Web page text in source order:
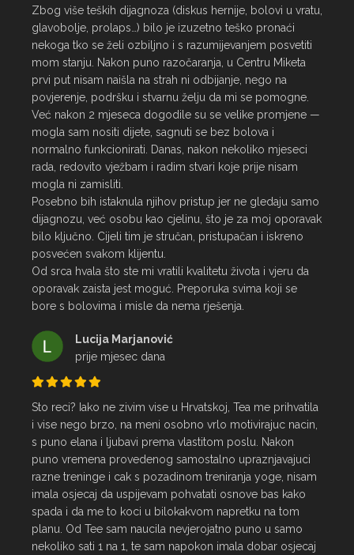
Zbog više teških dijagnoza (diskus hernije, bolovi u vratu,
glavobolje, prolaps…) bilo je izuzetno teško pronaći
nekoga tko se želi ozbiljno i s razumijevanjem posvetiti
mom stanju. Nakon puno razočaranja, u Centru Miketa
prvi put nisam naišla na strah ni odbijanje, nego na
povjerenje, podršku i stvarnu želju da mi se pomogne.
Već nakon 2 mjeseca dogodile su se velike promjene —
mogla sam nositi dijete, sagnuti se bez bolova i
normalno funkcionirati. Danas, nakon nekoliko mjeseci
rada, redovito vježbam i radim stvari koje prije nisam
mogla ni zamisliti.
Posebno bih istaknula njihov pristup jer ne gledaju samo
dijagnozu, već osobu kao cjelinu, što je za moj oporavak
bilo ključno. Cijeli tim je stručan, pristupačan i iskreno
posvećen svakom klijentu.
Od srca hvala što ste mi vratili kvalitetu života i vjeru da
oporavak zaista jest moguć. Preporuka svima koji se
bore s bolovima i misle da nema rješenja.
Lucija Marjanović
prije mjesec dana
Sto reci? Iako ne zivim vise u Hrvatskoj, Tea me prihvatila
i vise nego brzo, na meni osobno vrlo motivirajuc nacin,
s puno elana i ljubavi prema vlastitom poslu. Nakon
puno vremena provedenog samostalno upraznjavajuci
razne treninge i cak s pozadinom treniranja yoge, nisam
imala osjecaj da uspijevam pohvatati osnove bas kako
spada i da me to koci u bilokakvom napretku na tom
planu. Od Tee sam naucila nevjerojatno puno u samo
nekoliko sati 1 na 1, te sam napokon imala dobar osjecaj